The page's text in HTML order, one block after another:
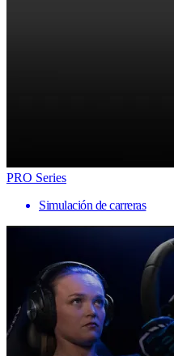
PRO Series
Simulación de carreras